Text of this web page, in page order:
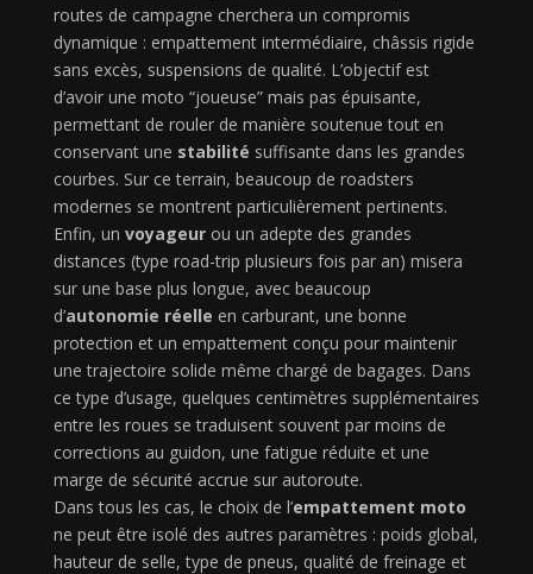
routes de campagne cherchera un compromis
dynamique : empattement intermédiaire, châssis rigide
sans excès, suspensions de qualité. L’objectif est
d’avoir une moto “joueuse” mais pas épuisante,
permettant de rouler de manière soutenue tout en
conservant une stabilité suffisante dans les grandes
courbes. Sur ce terrain, beaucoup de roadsters
modernes se montrent particulièrement pertinents.
Enfin, un voyageurou un adepte des grandes
distances (type road-trip plusieurs fois par an) misera
sur une base plus longue, avec beaucoup
d’autonomie réelle en carburant, une bonne
protection et un empattement conçu pour maintenir
une trajectoire solide même chargé de bagages. Dans
ce type d’usage, quelques centimètres supplémentaires
entre les roues se traduisent souvent par moins de
corrections au guidon, une fatigue réduite et une
marge de sécurité accrue sur autoroute.
Dans tous les cas, le choix de l’empattement moto
ne peut être isolé des autres paramètres : poids global,
hauteur de selle, type de pneus, qualité de freinage et